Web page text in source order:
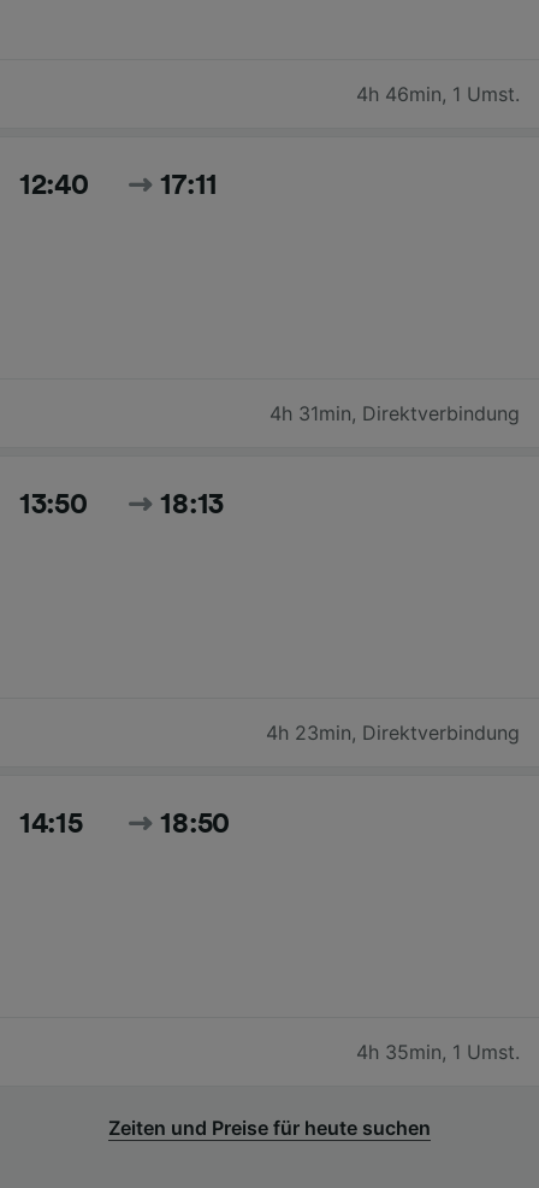
4h 46min, 1 Umst.
12:40 17:11
4h 31min, Direktverbindung
13:50 18:13
4h 23min, Direktverbindung
14:15 18:50
4h 35min, 1 Umst.
Zeiten und Preise für heute suchen